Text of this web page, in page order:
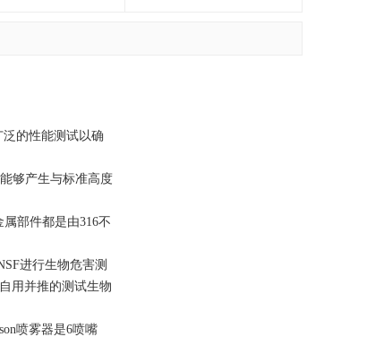
的性能测试以确
够产生与标准高度
属部件都是由316不
进行生物危害测
用并推的测试生物
喷雾器是6喷嘴